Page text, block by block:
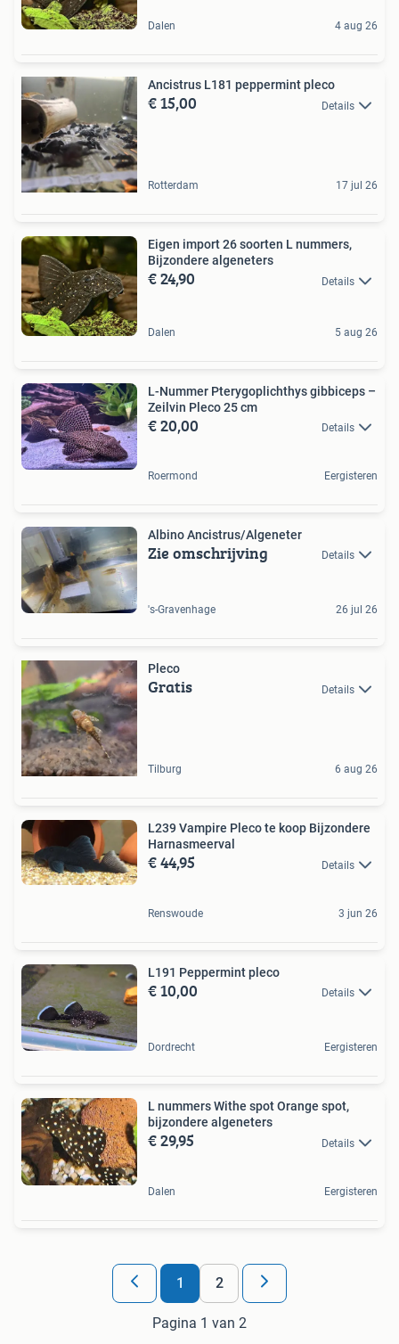
Dalen 4 aug 26
Ancistrus L181 peppermint pleco
€ 15,00 Details
Rotterdam 17 jul 26
Eigen import 26 soorten L nummers,
Bijzondere algeneters
€ 24,90 Details
Dalen 5 aug 26
L-Nummer Pterygoplichthys gibbiceps –
Zeilvin Pleco 25 cm
€ 20,00 Details
Roermond Eergisteren
Albino Ancistrus/Algeneter
Zie omschrijving Details
's-Gravenhage 26 jul 26
Pleco
Gratis Details
Tilburg 6 aug 26
L239 Vampire Pleco te koop Bijzondere
Harnasmeerval
€ 44,95 Details
Renswoude 3 jun 26
L191 Peppermint pleco
€ 10,00 Details
Dordrecht Eergisteren
L nummers Withe spot Orange spot,
bijzondere algeneters
€ 29,95 Details
Dalen Eergisteren
1 2
Pagina 1 van 2